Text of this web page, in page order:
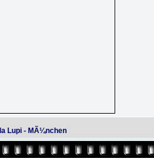
Lupi - MÃ¼nchen